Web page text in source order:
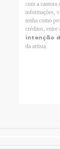
com a cantora
informações,
tenha como
créditos, entre
intenção
da artista.